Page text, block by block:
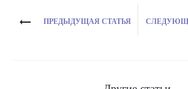
Навигация
ПРЕДЫДУЩАЯ СТАТЬЯ